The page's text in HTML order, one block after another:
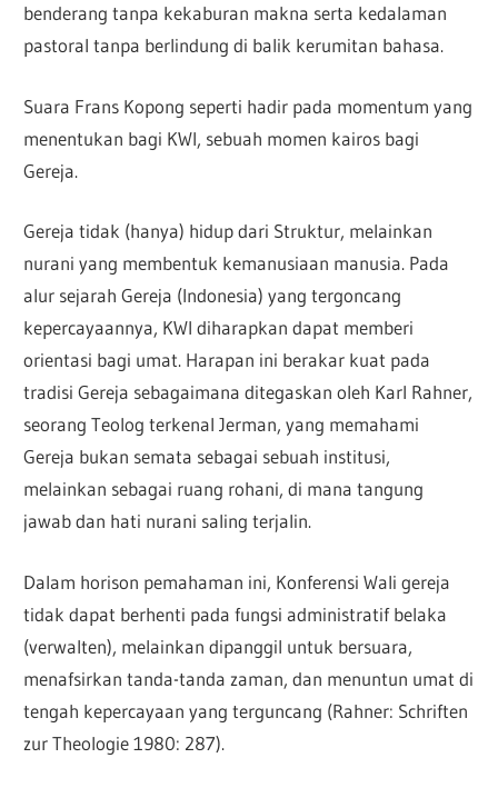
benderang tanpa kekaburan makna serta kedalaman
pastoral tanpa berlindung di balik kerumitan bahasa.
Suara Frans Kopong seperti hadir pada momentum yang
menentukan bagi KWI, sebuah momen kairos bagi
Gereja.
Gereja tidak (hanya) hidup dari Struktur, melainkan
nurani yang membentuk kemanusiaan manusia. Pada
alur sejarah Gereja (Indonesia) yang tergoncang
kepercayaannya, KWI diharapkan dapat memberi
orientasi bagi umat. Harapan ini berakar kuat pada
tradisi Gereja sebagaimana ditegaskan oleh Karl Rahner,
seorang Teolog terkenal Jerman, yang memahami
Gereja bukan semata sebagai sebuah institusi,
melainkan sebagai ruang rohani, di mana tangung
jawab dan hati nurani saling terjalin.
Dalam horison pemahaman ini, Konferensi Wali gereja
tidak dapat berhenti pada fungsi administratif belaka
(verwalten), melainkan dipanggil untuk bersuara,
menafsirkan tanda-tanda zaman, dan menuntun umat di
tengah kepercayaan yang terguncang (Rahner: Schriften
zur Theologie 1980: 287).